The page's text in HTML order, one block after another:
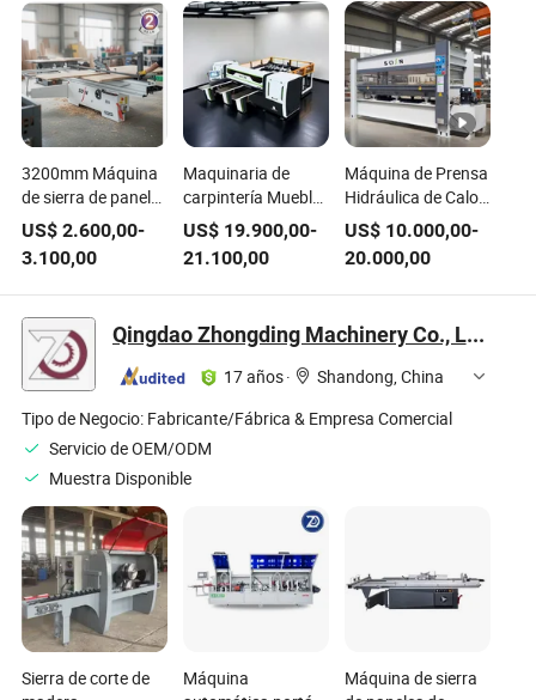
3200mm Máquina
de sierra de panel
para trabajar la
madera
(MJ6132TAY)
US$2.600,00-
3.100,00
Maquinaria de
carpintería Muebles
de madera CNC
automático viga
US$ 19.900,00-
21.100,00
Máquina de Prensa
Hidráulica de Calor
para Puertas de
Madera
Contrachapada
con Superficie de
Personalizado y
Suelos de Madera
US$ 10.000,00-
20.000,00
Qingdao Zhongding Machinery Co., Ltd.
17 años·
Shandong, China
Tipo de Negocio: Fabricante/Fábrica & Empresa Comercial
Servicio de OEM/ODM
Muestra Disponible
Sierra de corte de
Máquina
Máquina de sierra